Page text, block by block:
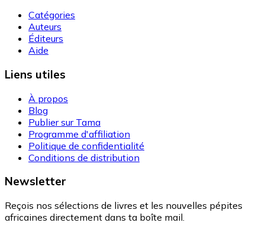
Catégories
Auteurs
Éditeurs
Aide
Liens utiles
À propos
Blog
Publier sur Tama
Programme d'affiliation
Politique de confidentialité
Conditions de distribution
Newsletter
Reçois nos sélections de livres et les nouvelles pépites
africaines directement dans ta boîte mail.